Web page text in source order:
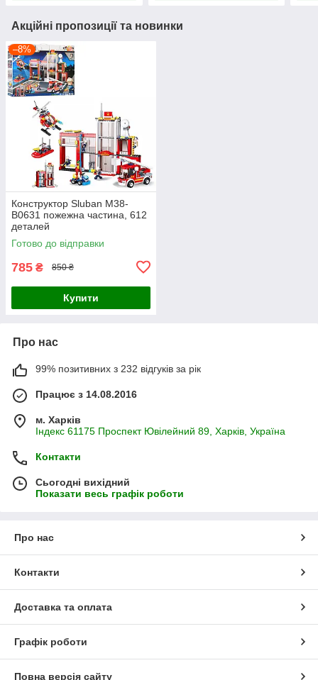
Акційні пропозиції та новинки
–8%
Конструктор Sluban M38-
B0631 пожежна частина, 612
деталей
Готово до відправки
785 ₴ 850 ₴
Купити
Про нас
99% позитивних з 232 відгуків за рік
Працює з 14.08.2016
м. Харків
Індекс 61175 Проспект Ювілейний 89, Харків, Україна
Контакти
Сьогодні вихідний
Показати весь графік роботи
Про нас
Контакти
Доставка та оплата
Графік роботи
Повна версія сайту